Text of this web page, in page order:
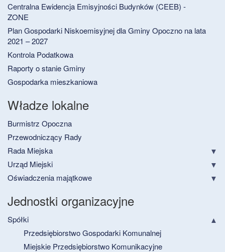
Centralna Ewidencja Emisyjności Budynków (CEEB) -
ZONE
Plan Gospodarki Niskoemisyjnej dla Gminy Opoczno na lata
2021 – 2027
Kontrola Podatkowa
Raporty o stanie Gminy
Gospodarka mieszkaniowa
Władze lokalne
Burmistrz Opoczna
Przewodniczący Rady
Rada Miejska
Urząd Miejski
Oświadczenia majątkowe
Jednostki organizacyjne
Spółki
Przedsiębiorstwo Gospodarki Komunalnej
Miejskie Przedsiębiorstwo Komunikacyjne